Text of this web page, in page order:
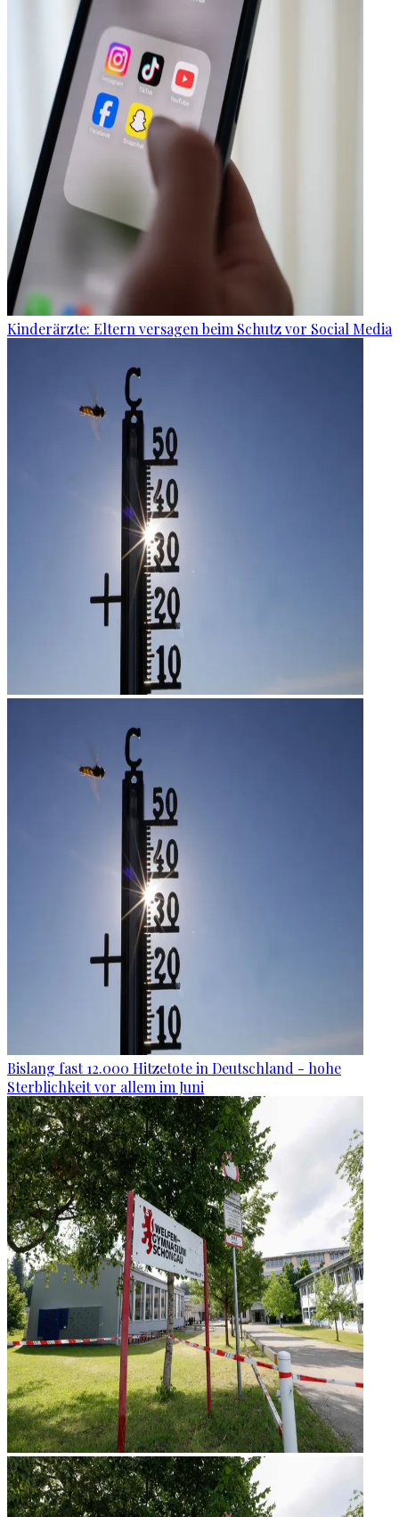
Kinderärzte: Eltern versagen beim Schutz vor Social Media
Bislang fast 12.000 Hitzetote in Deutschland - hohe
Sterblichkeit vor allem im Juni